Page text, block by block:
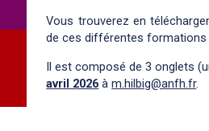
Vous trouverez en
de ces différentes
Il est composé de 3 onglets
avril 2026 àm.hilbig@anfh.fr.